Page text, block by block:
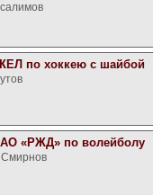
по хоккею с шайбой
«РЖД» по волейболу
Смирнов